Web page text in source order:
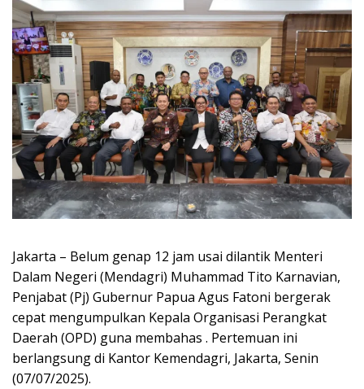
Jakarta – Belum genap 12 jam usai dilantik Menteri
Dalam Negeri (Mendagri) Muhammad Tito Karnavian,
Penjabat (Pj) Gubernur Papua Agus Fatoni bergerak
cepat mengumpulkan Kepala Organisasi Perangkat
Daerah (OPD) guna membahas . Pertemuan ini
berlangsung di Kantor Kemendagri, Jakarta, Senin
(07/07/2025).